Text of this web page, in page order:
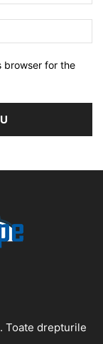
browser for the
Toate drepturile